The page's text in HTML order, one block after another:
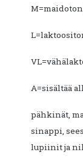
A=sisältää
pähkinät,
sinappi,
lupiinit ja